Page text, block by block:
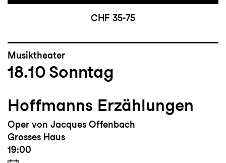
CHF 35-75
Musiktheater
18.10 Sonntag
Hoffmanns Erzählungen
Oper von Jacques Offenbach
Grosses Haus
19:00